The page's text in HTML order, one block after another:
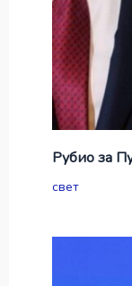
Рубио за
свет